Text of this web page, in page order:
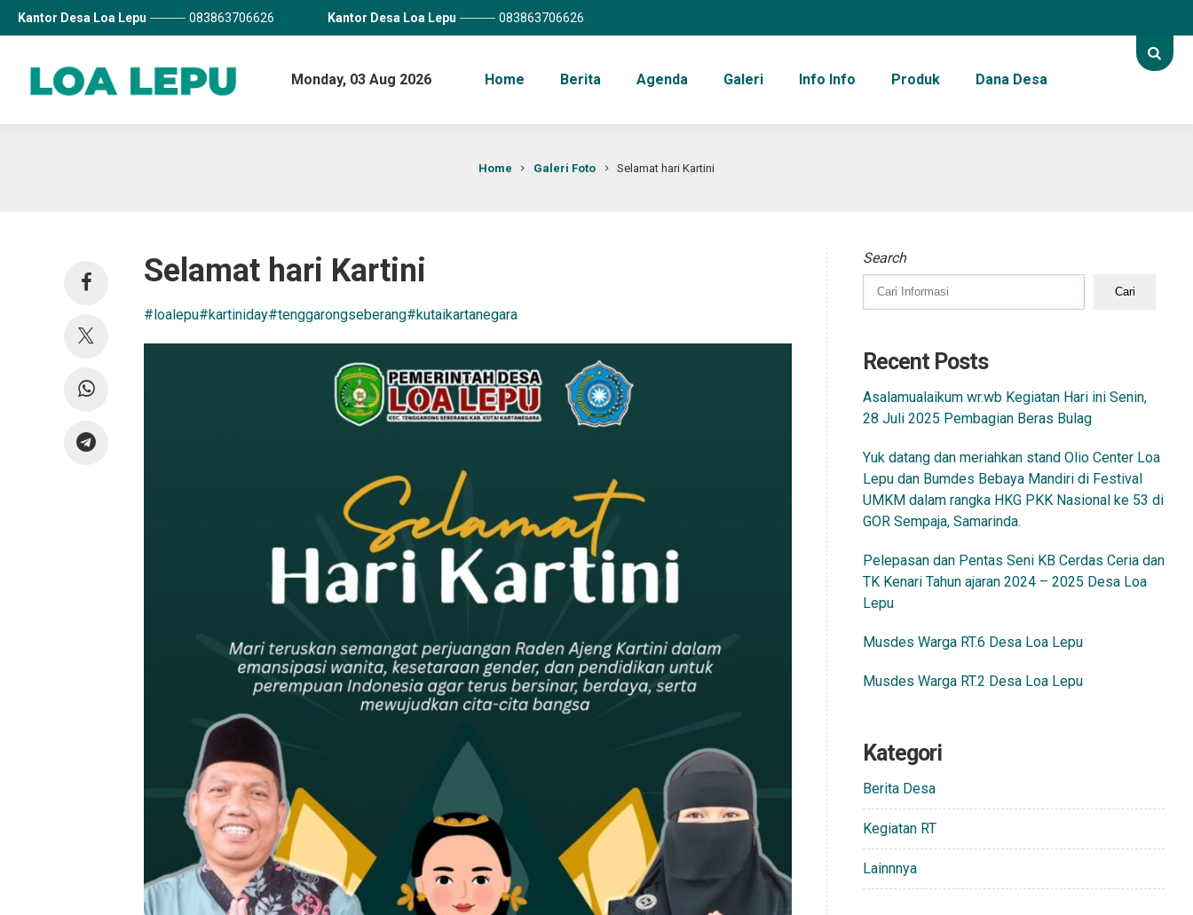
Kantor Desa Loa Lepu 083863706626 Kantor Desa Loa Lepu 083863706626
Monday, 03 Aug 2026 Home Berita Agenda Galeri Info Info Produk Dana Desa
Home Galeri Foto Selamat hari Kartini
Selamat hari Kartini
#loalepu#kartiniday#tenggarongseberang#kutaikartanegara
Search
Cari
Recent Posts
Asalamualaikum wr.wb Kegiatan Hari ini Senin,
28 Juli 2025 Pembagian Beras Bulag
Yuk datang dan meriahkan stand Olio Center Loa
Lepu dan Bumdes Bebaya Mandiri di Festival
UMKM dalam rangka HKG PKK Nasional ke 53 di
GOR Sempaja, Samarinda.
Pelepasan dan Pentas Seni KB Cerdas Ceria dan
TK Kenari Tahun ajaran 2024 – 2025 Desa Loa
Lepu
Musdes Warga RT.6 Desa Loa Lepu
Musdes Warga RT.2 Desa Loa Lepu
Kategori
Berita Desa
Kegiatan RT
Lainnnya